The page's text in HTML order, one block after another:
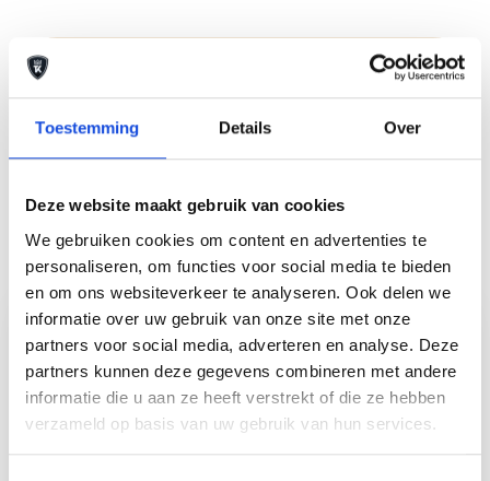
Toestemming Details Over
Deze website maakt gebruik van cookies
We gebruiken cookies om content en advertenties te
personaliseren, om functies voor social media te bieden
en om ons websiteverkeer te analyseren. Ook delen we
informatie over uw gebruik van onze site met onze
partners voor social media, adverteren en analyse. Deze
partners kunnen deze gegevens combineren met andere
informatie die u aan ze heeft verstrekt of die ze hebben
verzameld op basis van uw gebruik van hun services.
Auto Keijzers - RDW Erkend